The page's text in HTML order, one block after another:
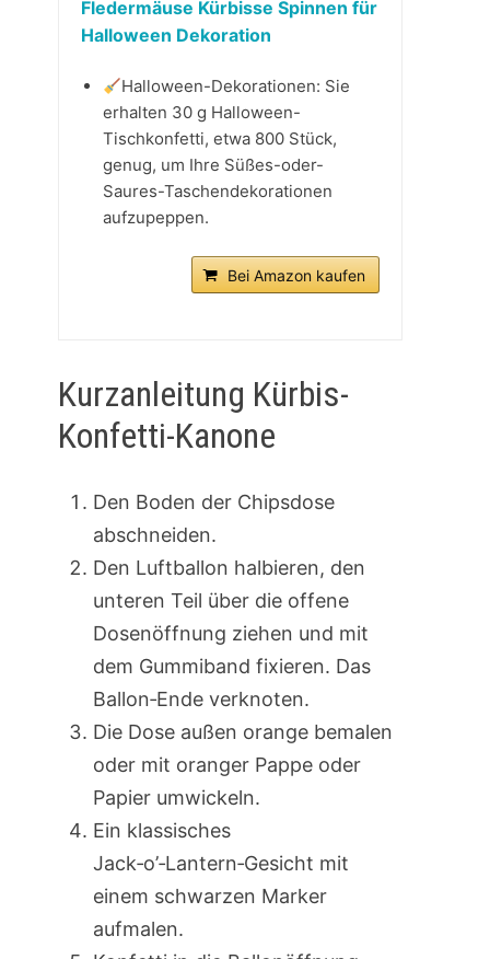
Fledermäuse Kürbisse Spinnen für
Halloween Dekoration
Halloween-Dekorationen: Sie
erhalten 30 g Halloween-
Tischkonfetti, etwa 800 Stück,
genug, um Ihre Süßes-oder-
Saures-Taschendekorationen
aufzupeppen.
Bei Amazon kaufen
Kurzanleitung Kürbis-
Konfetti-Kanone
Den Boden der Chipsdose
abschneiden.
Den Luftballon halbieren, den
unteren Teil über die offene
Dosen­öffnung ziehen und mit
dem Gummi­band fixieren. Das
Ballon‑Ende verknoten.
Die Dose außen orange bemalen
oder mit oranger Pappe oder
Papier umwickeln.
Ein klassisches
Jack‑o’‑Lantern‑Gesicht mit
einem schwarzen Marker
aufmalen.